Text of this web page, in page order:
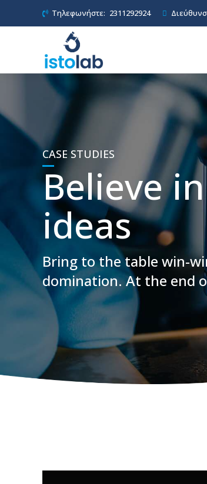
Τηλεφωνήστε: 2311292924
CASE STUDIES
Believe
ideas
Bring to the table win-
domination. At the end